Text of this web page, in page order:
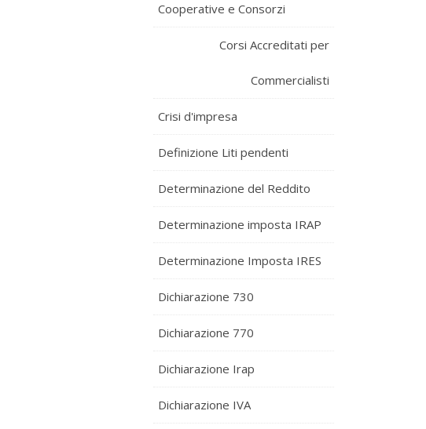
Cooperative e Consorzi
Corsi Accreditati per
Commercialisti
Crisi d'impresa
Definizione Liti pendenti
Determinazione del Reddito
Determinazione imposta IRAP
Determinazione Imposta IRES
Dichiarazione 730
Dichiarazione 770
Dichiarazione Irap
Dichiarazione IVA